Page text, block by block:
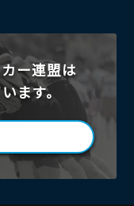
ー連盟は
ます。